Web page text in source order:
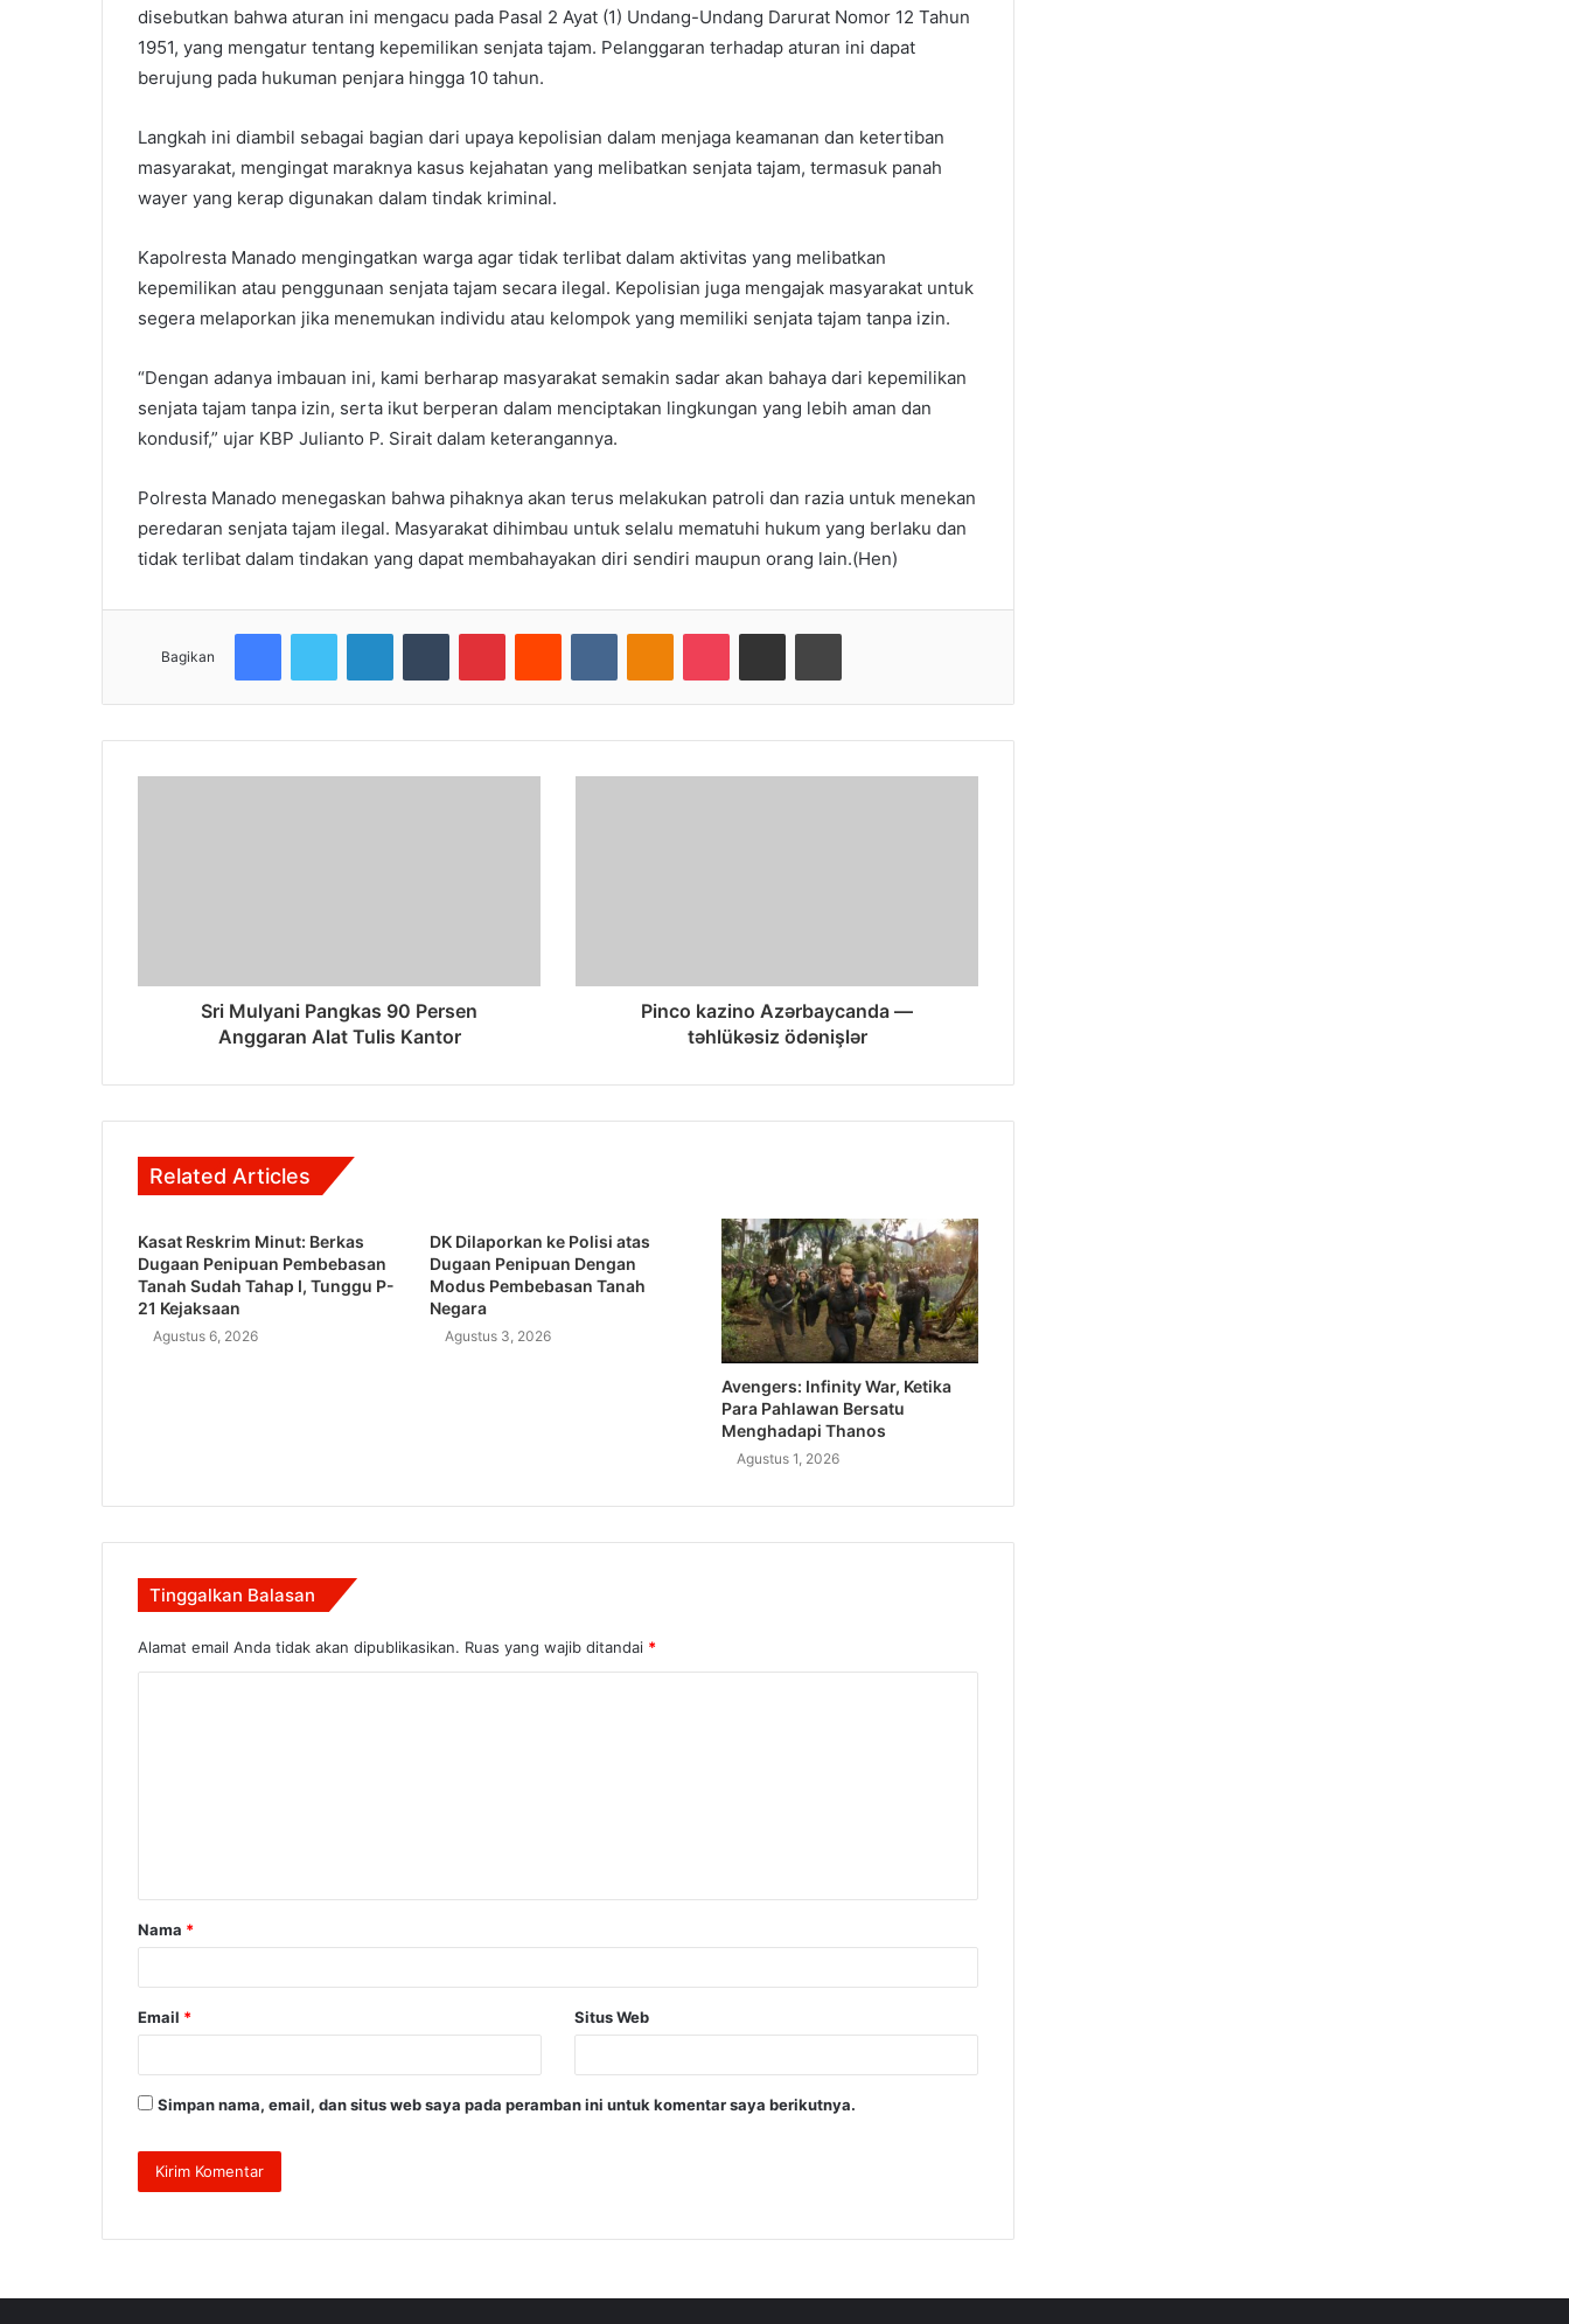
disebutkan bahwa aturan ini mengacu pada Pasal 2 Ayat (1) Undang-Undang Darurat Nomor 12 Tahun
1951, yang mengatur tentang kepemilikan senjata tajam. Pelanggaran terhadap aturan ini dapat
berujung pada hukuman penjara hingga 10 tahun.
Langkah ini diambil sebagai bagian dari upaya kepolisian dalam menjaga keamanan dan ketertiban
masyarakat, mengingat maraknya kasus kejahatan yang melibatkan senjata tajam, termasuk panah
wayer yang kerap digunakan dalam tindak kriminal.
Kapolresta Manado mengingatkan warga agar tidak terlibat dalam aktivitas yang melibatkan
kepemilikan atau penggunaan senjata tajam secara ilegal. Kepolisian juga mengajak masyarakat untuk
segera melaporkan jika menemukan individu atau kelompok yang memiliki senjata tajam tanpa izin.
“Dengan adanya imbauan ini, kami berharap masyarakat semakin sadar akan bahaya dari kepemilikan
senjata tajam tanpa izin, serta ikut berperan dalam menciptakan lingkungan yang lebih aman dan
kondusif,” ujar KBP Julianto P. Sirait dalam keterangannya.
Polresta Manado menegaskan bahwa pihaknya akan terus melakukan patroli dan razia untuk menekan
peredaran senjata tajam ilegal. Masyarakat dihimbau untuk selalu mematuhi hukum yang berlaku dan
tidak terlibat dalam tindakan yang dapat membahayakan diri sendiri maupun orang lain.(Hen)
Bagikan
FacebookTwitter LinkedInTumblr PinterestReddit VKontakteOdnoklassniki
Pocket Share via Email Cetak
Sri Mulyani Pangkas 90 Persen
Anggaran Alat Tulis Kantor
Pinco kazino Azərbaycanda —
təhlükəsiz ödənişlər
Related Articles
Kasat Reskrim Minut: Berkas
Dugaan Penipuan Pembebasan
Tanah Sudah Tahap I, Tunggu P-
21 Kejaksaan
Agustus 6, 2026
DK Dilaporkan ke Polisi atas
Dugaan Penipuan Dengan
Modus Pembebasan Tanah
Negara
Agustus 3, 2026
Avengers: Infinity War, Ketika
Para Pahlawan Bersatu
Menghadapi Thanos
Agustus 1, 2026
Tinggalkan Balasan
Alamat email Anda tidak akan dipublikasikan. Ruas yang wajib ditandai *
a
r
Nama *
Email * Situs Web
Simpan nama, email, dan situs web saya pada peramban ini untuk komentar saya berikutnya.